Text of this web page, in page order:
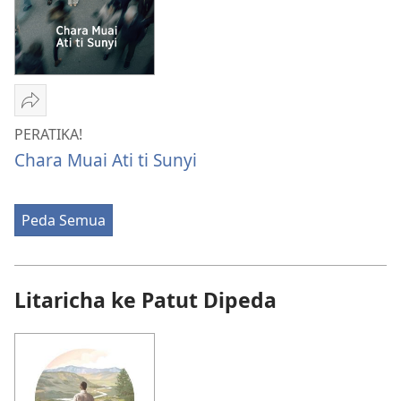
Oktober 2026
Kunsi
PERATIKA!
Chara
ti
Sunyi
PERATIKA!
Chara Muai Ati ti Sunyi
Peda Semua
Litaricha ke Patut Dipeda